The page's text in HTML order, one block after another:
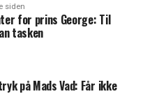
siden
for prins George: Til
tasken
på Mads Vad: Får ikke